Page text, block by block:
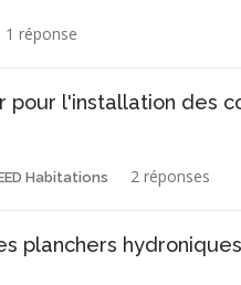
1 réponse
pour l'installation des
Habitations 2 réponses
planchers